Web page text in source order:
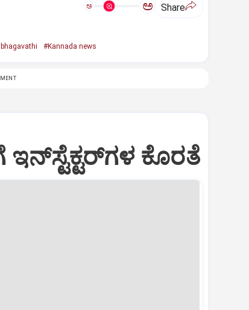
ಅ ಅ Share
#Kannada news
ಇನ್‌ಸ್ಟೆಕ್ಟರ್‌ಗಳ ಕೊರತೆ